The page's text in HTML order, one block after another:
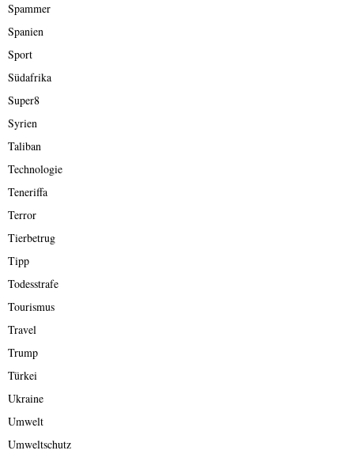
Spammer
Spanien
Sport
Südafrika
Super8
Syrien
Taliban
Technologie
Teneriffa
Terror
Tierbetrug
Tipp
Todesstrafe
Tourismus
Travel
Trump
Türkei
Ukraine
Umwelt
Umweltschutz